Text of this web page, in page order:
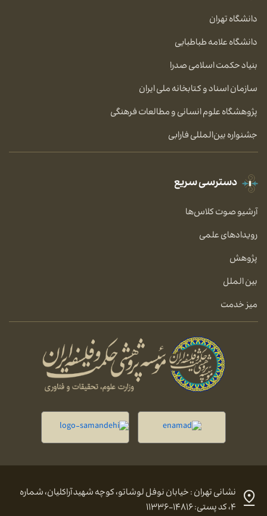
دانشگاه تهران
دانشگاه علامه طباطبایی
بنیاد حکمت اسلامی صدرا
سازمان اسناد و کتابخانه ملی ایران
پژوهشگاه علوم انسانی و مطالعات فرهنگی
جشنواره بین‌المللی فارابی
دسترسی سریع
آرشیو صوت کلاس‌ها
رویدادهای علمی
پژوهش
بین الملل
میز خدمت
نشانی تهران : خیابان نوفل لوشاتو، کوچه شهید آراکلیان، شماره
۴، کد پستی: ۱۴۸۱۶-۱۱۳۳۶